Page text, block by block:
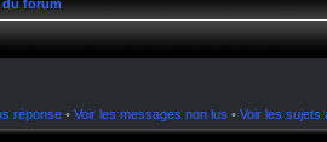
du forum
réponse • Voir les messages non lus • Voir les sujets